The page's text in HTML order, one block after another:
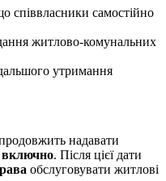
співвласники самостійно
житлово-комунальних
утримання
надавати
включно. Після цієї дати
обслуговувати житлові